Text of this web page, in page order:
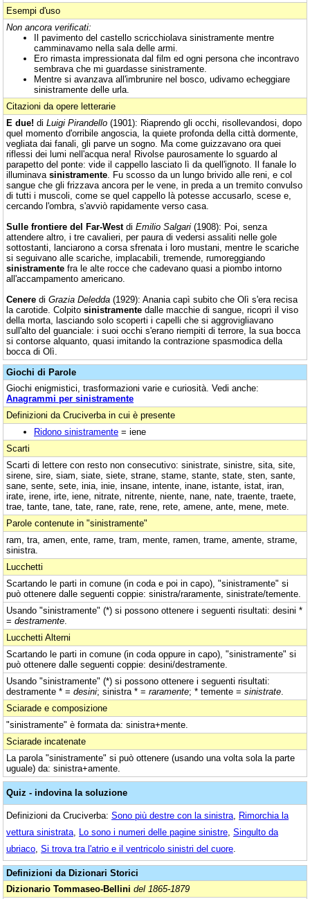
Esempi d'uso
Non ancora verificati:
Il pavimento del castello scricchiolava sinistramente mentre
camminavamo nella sala delle armi.
Ero rimasta impressionata dal film ed ogni persona che incontravo
sembrava che mi guardasse sinistramente.
Mentre si avanzava all'imbrunire nel bosco, udivamo echeggiare
sinistramente delle urla.
Citazioni da opere letterarie
E due! di Luigi Pirandello (1901): Riaprendo gli occhi, risollevandosi, dopo
quel momento d'orribile angoscia, la quiete profonda della città dormente,
vegliata dai fanali, gli parve un sogno. Ma come guizzavano ora quei
riflessi dei lumi nell'acqua nera! Rivolse paurosamente lo sguardo al
parapetto del ponte: vide il cappello lasciato lì da quell'ignoto. Il fanale lo
illuminava sinistramente . Fu scosso da un lungo brivido alle reni, e col
sangue che gli frizzava ancora per le vene, in preda a un tremito convulso
di tutti i muscoli, come se quel cappello là potesse accusarlo, scese e,
cercando l'ombra, s'avviò rapidamente verso casa.
Sulle frontiere del Far-Westdi Emilio Salgari (1908): Poi, senza
attendere altro, i tre cavalieri, per paura di vedersi assaliti nelle gole
sottostanti, lanciarono a corsa sfrenata i loro mustani, mentre le scariche
si seguivano alle scariche, implacabili, tremende, rumoreggiando
sinistramente fra le alte rocce che cadevano quasi a piombo intorno
all'accampamento americano.
Cenere di Grazia Deledda (1929): Anania capì subito che Olì s'era recisa
la carotide. Colpito sinistramente dalle macchie di sangue, ricoprì il viso
della morta, lasciando solo scoperti i capelli che si aggrovigliavano
sull'alto del guanciale: i suoi occhi s'erano riempiti di terrore, la sua bocca
si contorse alquanto, quasi imitando la contrazione spasmodica della
bocca di Olì.
Giochi di Parole
Giochi enigmistici, trasformazioni varie e curiosità. Vedi anche:
Anagrammi per sinistramente
Definizioni da Cruciverba in cui è presente
Ridono sinistramente = iene
Scarti
Scarti di lettere con resto non consecutivo: sinistrate, sinistre, sita, site,
sirene, sire, siam, siate, siete, strane, stame, stante, state, sten, sante,
sane, sente, sete, inia, inie, insane, intente, inane, istante, istat, iran,
irate, irene, irte, iene, nitrate, nitrente, niente, nane, nate, traente, traete,
trae, tante, tane, tate, rane, rate, rene, rete, amene, ante, mene, mete.
Parole contenute in "sinistramente"
ram, tra, amen, ente, rame, tram, mente, ramen, trame, amente, strame,
sinistra.
Lucchetti
Scartando le parti in comune (in coda e poi in capo), "sinistramente" si
può ottenere dalle seguenti coppie: sinistra/raramente, sinistrate/temente.
Usando "sinistramente" (*) si possono ottenere i seguenti risultati: desini *
= destramente
Lucchetti Alterni
Scartando le parti in comune (in coda oppure in capo), "sinistramente" si
può ottenere dalle seguenti coppie: desini/destramente.
Usando "sinistramente" (*) si possono ottenere i seguenti risultati:
destramente * = desini; sinistra * = raramente; * temente = sinistrate
Sciarade e composizione
"sinistramente" è formata da: sinistra+mente.
Sciarade incatenate
La parola "sinistramente" si può ottenere (usando una volta sola la parte
uguale) da: sinistra+amente.
Quiz - indovina la soluzione
Definizioni da Cruciverba: Sono più destre con la sinistra Rimorchia la
vettura sinistrata Lo sono i numeri delle pagine sinistre Singulto da
ubriaco Si trova tra l'atrio e il ventricolo sinistri del cuore
Definizioni da Dizionari Storici
Dizionario Tommaseo-Bellini del 1865-1879